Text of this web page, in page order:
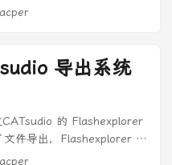
usb
导出系统
的 Flashexplorer
文件导出，Flashexplorer 也
要...